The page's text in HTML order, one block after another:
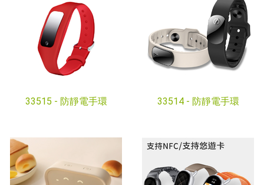
33515 - 防靜電手環 33514 - 防靜電手環